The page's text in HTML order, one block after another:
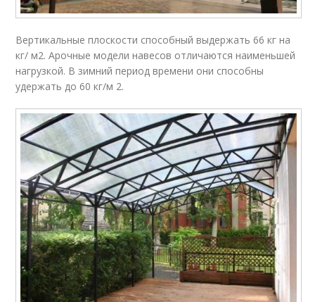
Вертикальные плоскости способный выдержать 66 кг на
кг/ м2. Арочные модели навесов отличаются наименьшей
нагрузкой. В зимний период времени они способны
удержать до 60 кг/м 2.